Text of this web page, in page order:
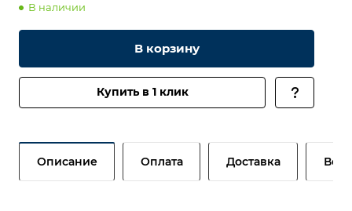
В наличии
В корзину
Купить в 1 клик
Описание Оплата Доставка